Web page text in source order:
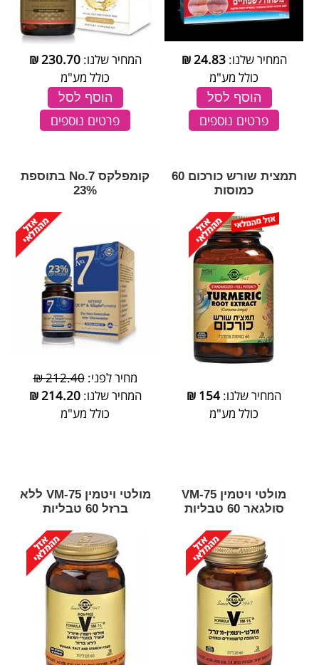
המחיר שלנו:24.83
₪
כולל מע"מ
הוסף לסל
פרטים נוספים
המחיר שלנו:230.70
₪
כולל מע"מ
הוסף לסל
פרטים נוספים
תמצית שורש כורכום 60
כמוסות
המחיר שלנו: 154
₪
כולל מע"מ
קומפלקס No.7 בתוספת
23%
מחיר לפני:212.40 ₪
המחיר שלנו:214.20
₪
כולל מע"מ
מולטי ויטמין VM-75
סולגאר 60 טבליות
מולטי ויטמין VM-75 ללא
ברזל 60 טבליות